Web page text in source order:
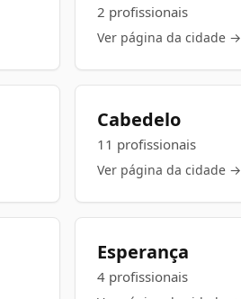
2 profissionais
Ver página da cidade →
Cabedelo
11 profissionais
Ver página da cidade →
Esperança
4 profissionais